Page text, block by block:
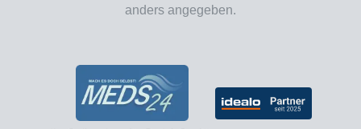
anders angegeben.